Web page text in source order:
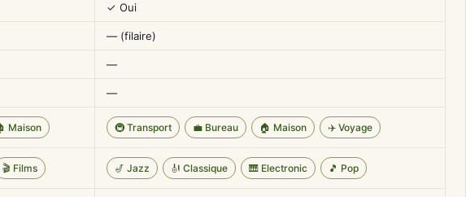
✓ Oui
— (filaire)
—
—
Maison 🚇 Transport 💼 Bureau 🏠 Maison ✈️ Voyage
🎬 Films 🎷 Jazz 🎻 Classique 🎹 Electronic 🎵 Pop